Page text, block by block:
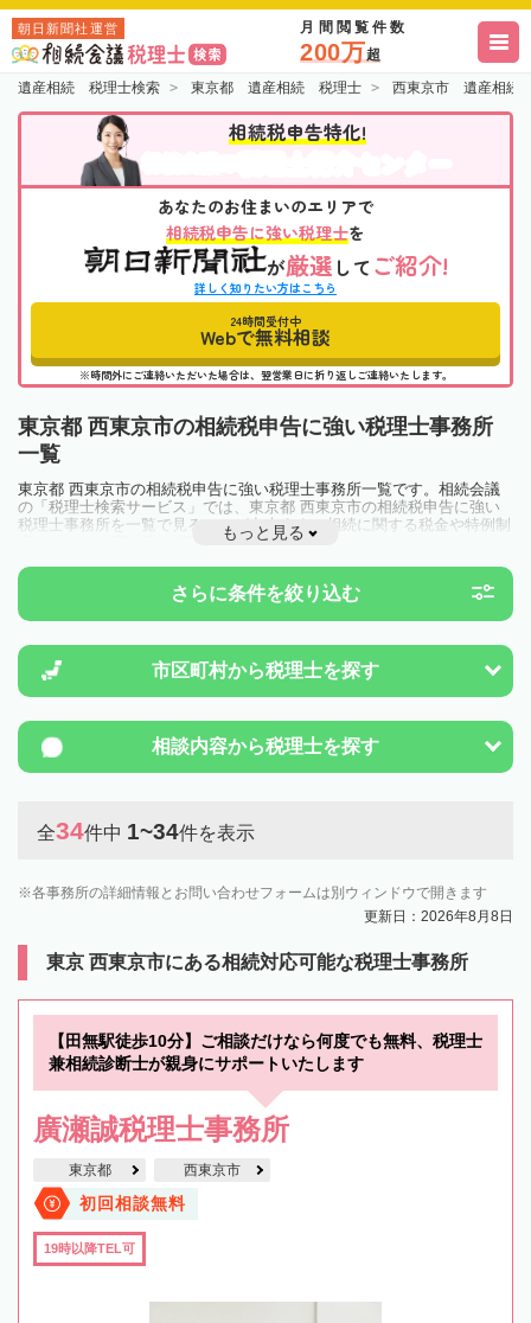
朝日新聞社運営 月間閲覧件数
200万超
遺産相続 税理士検索 東京都 遺産相続 税理士 西東京市 遺産相続
相続税申告特化!
あなたのお住まいのエリアで
相続税申告に強い税理士を
が厳選 して ご紹介!
詳しく知りたい方はこちら
24時間受付中
Webで無料相談
※時間外にご連絡いただいた場合は、翌営業日に折り返しご連絡いたします。
東京都 西東京市の相続税申告に強い税理士事務所
一覧
東京都 西東京市の相続税申告に強い税理士事務所一覧です。相続会議
の「税理士検索サービス」では、東京都 西東京市の相続税申告に強い
税理士事務所を一覧で見ることが出来ます。相続に関する税金や特例制
度のことは一度近隣の税理士に相談してみましょう。
もっと見る
さらに条件を絞り込む
市区町村から税理士を探す
相談内容から税理士を探す
全34件中 1~34件を表示
各事務所の詳細情報とお問い合わせフォームは別ウィンドウで開きます
更新日：2026年8月8日
東京 西東京市にある相続対応可能な税理士事務所
【田無駅徒歩10分】ご相談だけなら何度でも無料、税理士
兼相続診断士が親身にサポートいたします
廣瀬誠税理士事務所
東京都 西東京市
初回相談無料
19時以降TEL可